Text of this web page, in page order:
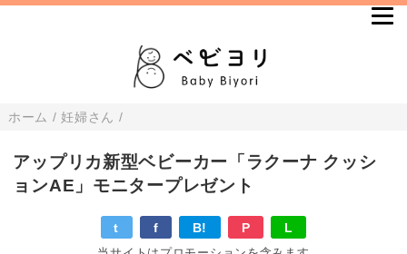
ホーム /妊婦さん /
アップリカ新型ベビーカー「ラクーナ クッシ
ョンAE」モニタープレゼント
t f B! P L